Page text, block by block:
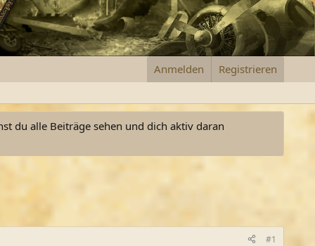
Anmelden Registrieren
du alle Beiträge sehen und dich aktiv daran
#1